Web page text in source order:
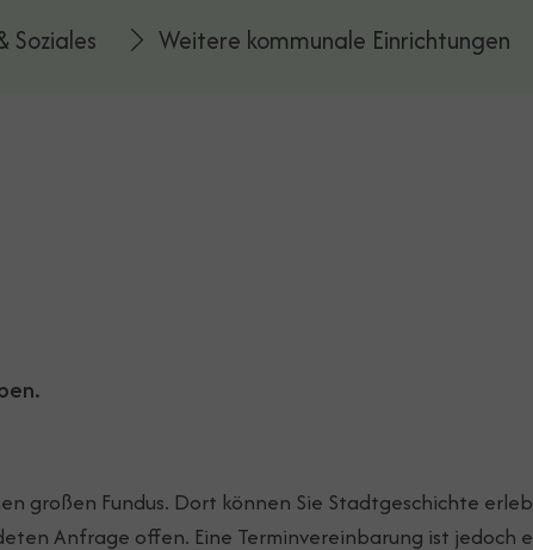
Soziales Weitere kommunale Einrichtungen
großen Fundus. Dort können Sie Stadtgeschichte
Anfrage offen. Eine Terminvereinbarung ist jedoch